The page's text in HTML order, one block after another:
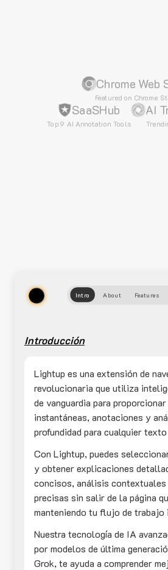
Chrome Web
Featured on Chrome
SaaSHub
Top 9 AI Annotation Tools
AI
Intro About Features
Introducción
Lightup es una extensión de
revolucionaria que utiliza
de vanguardia para
instantáneas, anotaciones y
profundidad para cualquier
Con Lightup, puedes
y obtener explicaciones
concisos, análisis
precisas sin salir de la página
manteniendo tu flujo de trabajo
Nuestra tecnología de IA
por modelos de última
Grok, te ayuda a comprender